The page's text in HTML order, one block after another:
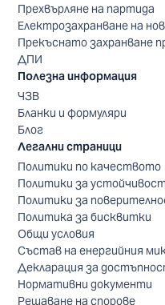
Прехвърляне на партида
Електрозахранване на
Прекъснато захранване
ДПИ
Полезна информация
ЧЗВ
Бланки и формуляри
Блог
Легални страници
Политики по качеството
Политики за устойчивост
Политики за
Политика за бисквитки
Общи условия
Състав на енергийния
Декларация за
Нормативни документи
Решаване на спорове